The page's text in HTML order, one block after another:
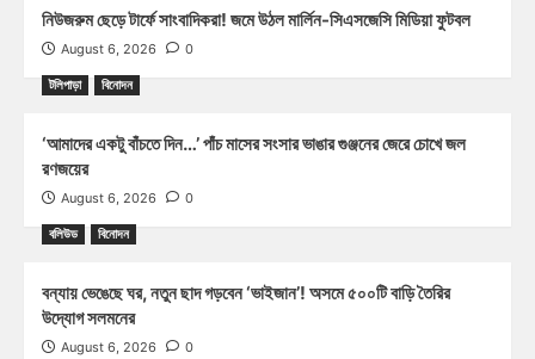
নিউজরুম ছেড়ে টার্ফে সাংবাদিকরা! জমে উঠল মার্লিন-সিএসজেসি মিডিয়া ফুটবল
August 6, 2026 0
টলিপাড়া বিনোদন
‘আমাদের একটু বাঁচতে দিন…’ পাঁচ মাসের সংসার ভাঙার গুঞ্জনের জেরে চোখে জল
রণজয়ের
August 6, 2026 0
বলিউড বিনোদন
বন্যায় ভেঙেছে ঘর, নতুন ছাদ গড়বেন ‘ভাইজান’! অসমে ৫০০টি বাড়ি তৈরির
উদ্যোগ সলমনের
August 6, 2026 0